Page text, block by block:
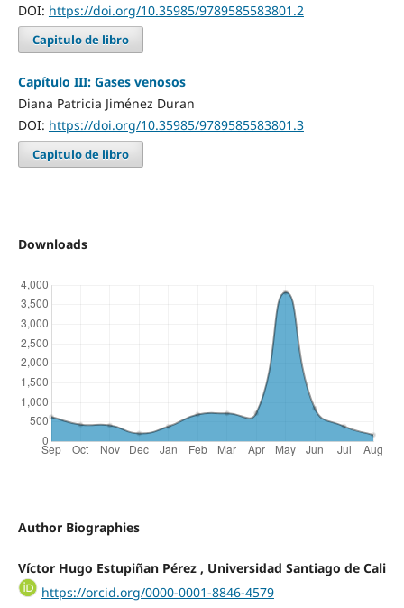
DOI: https://doi.org/10.35985/9789585583801.2
Capitulo de libro
Capítulo III: Gases venosos
Diana Patricia Jiménez Duran
DOI: https://doi.org/10.35985/9789585583801.3
Capitulo de libro
Downloads
Author Biographies
Víctor Hugo Estupiñan Pérez , Universidad Santiago de Cali
https://orcid.org/0000-0001-8846-4579